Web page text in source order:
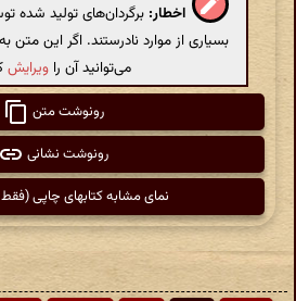
اخطار: برگردان‌های تولید
بسیاری از موارد نادرستند. اگر این
می‌توانید آن را ویرایش
رونوشت متن
رونوشت نشانی
نمای مشابه کتابهای چاپی (فقط